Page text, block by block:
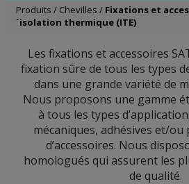
Produits / Chevilles / Fixations et
´isolation thermique (ITE)
Les fixations et accessoires
fixation sûre de tous les types
dans une grande variété de
Nous proposons une gamme
à tous les types
mécaniques, adhésives et/ou
d’accessoires. Nous
homologués qui assurent les
de qualité.